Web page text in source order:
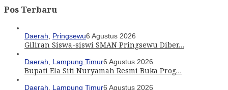
Pos Terbaru
Daerah Pringsewu6 Agustus 2026
Giliran Siswa-siswi SMAN Pringsewu Diber…
Daerah Lampung Timur6 Agustus 2026
Bupati Ela Siti Nuryamah Resmi Buka Prog…
Daerah Lampung Timur6 Agustus 2026